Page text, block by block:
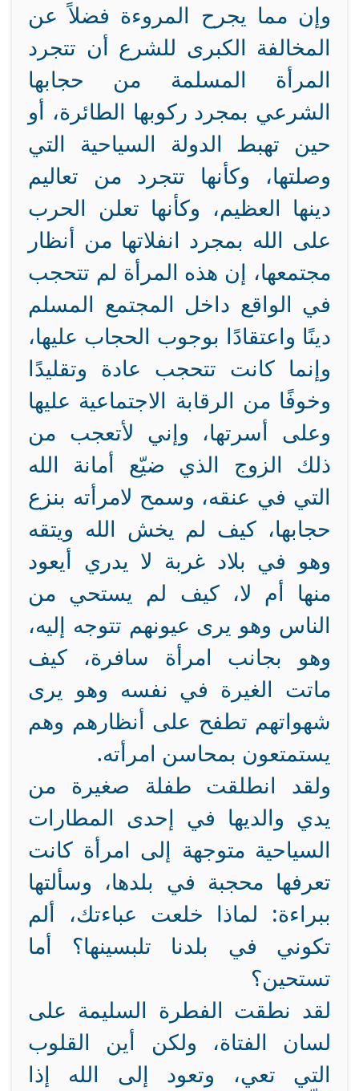
وإن مما يجرح المروءة فضلاً عن
المخالفة الكبرى للشرع أن تتجرد
المرأة المسلمة من حجابها
الشرعي بمجرد ركوبها الطائرة، أو
حين تهبط الدولة السياحية التي
وصلتها، وكأنها تتجرد من تعاليم
دينها العظيم، وكأنها تعلن الحرب
على الله بمجرد انفلاتها من أنظار
مجتمعها، إن هذه المرأة لم تتحجب
في الواقع داخل المجتمع المسلم
دينًا واعتقادًا بوجوب الحجاب عليها،
وإنما كانت تتحجب عادة وتقليدًا
وخوفًا من الرقابة الاجتماعية عليها
وعلى أسرتها، وإني لأتعجب من
ذلك الزوج الذي ضيّع أمانة الله
التي في عنقه، وسمح لامرأته بنزع
حجابها، كيف لم يخش الله ويتقه
وهو في بلاد غربة لا يدري أيعود
منها أم لا، كيف لم يستحي من
الناس وهو يرى عيونهم تتوجه إليه،
وهو بجانب امرأة سافرة، كيف
ماتت الغيرة في نفسه وهو يرى
شهواتهم تطفح على أنظارهم وهم
يستمتعون بمحاسن امرأته.
ولقد انطلقت طفلة صغيرة من
يدي والديها في إحدى المطارات
السياحية متوجهة إلى امرأة كانت
تعرفها محجبة في بلدها، وسألتها
ببراءة: لماذا خلعت عباءتك، ألم
تكوني في بلدنا تلبسينها؟ أما
تستحين؟
لقد نطقت الفطرة السليمة على
لسان الفتاة، ولكن أين القلوب
التي تعي، وتعود إلى الله إذا